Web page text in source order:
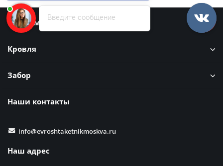
Информация
Кровля
Забор
Наши контакты
info@evroshtaketnikmoskva.ru
Наш адрес
Введите сообщение